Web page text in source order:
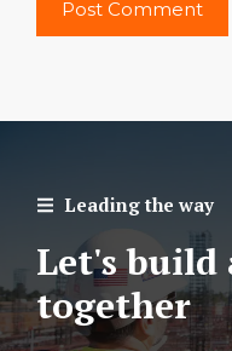
Leading the way
Let's
together